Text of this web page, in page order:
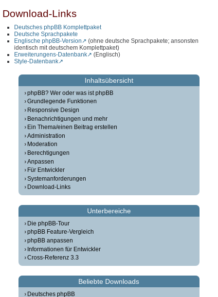
Download-Links
Deutsches phpBB Komplettpaket
Deutsche Sprachpakete
Englische phpBB-Version
(ohne deutsche Sprachpakete; ansonsten
identisch mit deutschem Komplettpaket)
Erweiterungens-Datenbank
(Englisch)
Style-Datenbank
Inhaltsübersicht
phpBB? Wer oder was ist phpBB
Grundlegende Funktionen
Responsive Design
Benachrichtigungen und mehr
Ein Thema/einen Beitrag erstellen
Administration
Moderation
Berechtigungen
Anpassen
Für Entwickler
Systemanforderungen
Download-Links
Unterbereiche
Die phpBB-Tour
phpBB Feature-Vergleich
phpBB anpassen
Informationen für Entwickler
Cross-Referenz 3.3
Beliebte Downloads
Deutsches phpBB